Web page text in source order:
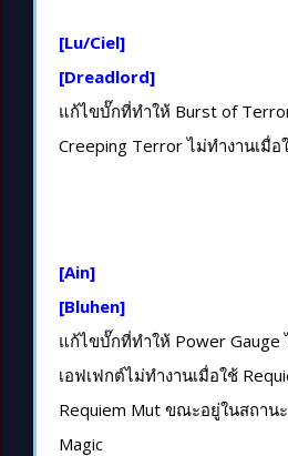
[Lu/Ciel]
[Dreadlord]
แก้ไขบั๊กที่ทำให้ Burst of
Creeping Terror ไม่ทำงานเมื่
[Ain]
[Bluhen]
แก้ไขบั๊กที่ทำให้ Power Gauge
เอฟเฟกต์ไม่ทำงานเมื่อใช้
Requiem Mut ขณะอยู่ในสถาน
Magic